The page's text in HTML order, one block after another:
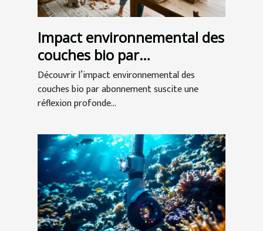
Impact environnemental des
couches bio par
abonnement
Découvrir l’impact environnemental des
couches bio par abonnement suscite une
réflexion profonde...